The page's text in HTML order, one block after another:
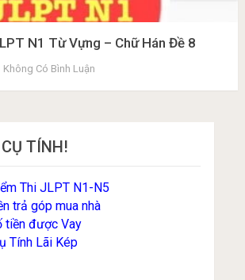
N1 Từ Vựng – Chữ Hán Đề 8
Không Có Bình Luận
TÍNH!
Thi JLPT N1-N5
trả góp mua nhà
tiền được Vay
Tính Lãi Kép